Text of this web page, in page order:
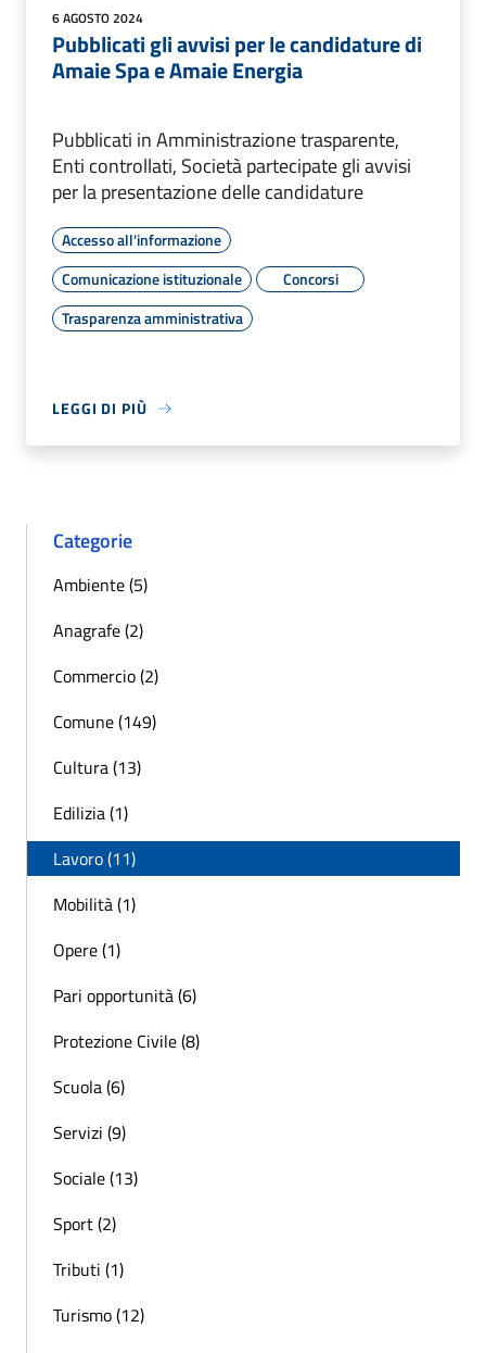
6 AGOSTO 2024
Pubblicati gli avvisi per le candidature di
Amaie Spa e Amaie Energia
Pubblicati in Amministrazione trasparente,
Enti controllati, Società partecipate gli avvisi
per la presentazione delle candidature
Accesso all'informazione
Comunicazione istituzionale
Concorsi
Trasparenza amministrativa
LEGGI DI PIÙ
Categorie
Ambiente (5)
Anagrafe (2)
Commercio (2)
Comune (149)
Cultura (13)
Edilizia (1)
Lavoro (11)
Mobilità (1)
Opere (1)
Pari opportunità (6)
Protezione Civile (8)
Scuola (6)
Servizi (9)
Sociale (13)
Sport (2)
Tributi (1)
Turismo (12)